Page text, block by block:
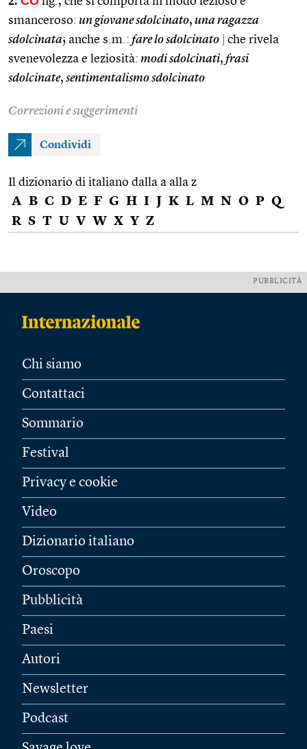
smanceroso: un giovane sdolcinato, una ragazza
sdolcinata; anche s.m.: fare lo sdolcinato
che rivela
svenevolezza e leziosità: modi sdolcinati, frasi
sdolcinate, sentimentalismo sdolcinato
Correzioni e suggerimenti
Condividi
Il dizionario di italiano dalla a alla z
A B C D E F G H I J K L M N O P Q
R S T U V W X Y Z
PUBBLICITÀ
Chi siamo
Contattaci
Sommario
Festival
Privacy e cookie
Video
Dizionario italiano
Oroscopo
Pubblicità
Paesi
Autori
Newsletter
Podcast